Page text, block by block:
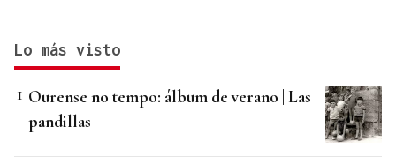
Lo más visto
Ourense no tempo: álbum de verano | Las
pandillas